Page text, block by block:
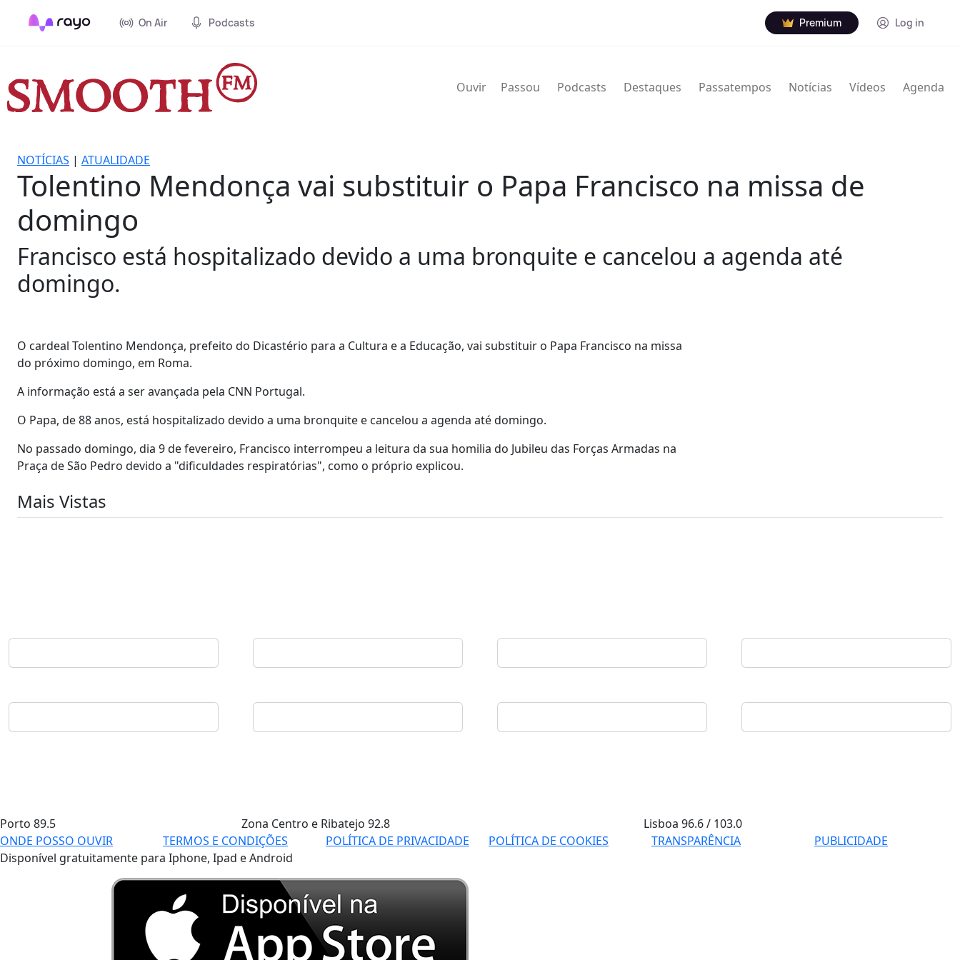
On Air Podcasts Premium Log in
Ouvir Passou Podcasts Destaques Passatempos Notícias Vídeos Agenda
NOTÍCIAS | ATUALIDADE
Tolentino Mendonça vai substituir o Papa Francisco na missa de
domingo
Francisco está hospitalizado devido a uma bronquite e cancelou a agenda até
domingo.
O cardeal Tolentino Mendonça, prefeito do Dicastério para a Cultura e a Educação, vai substituir o Papa Francisco na missa
do próximo domingo, em Roma.
A informação está a ser avançada pela CNN Portugal.
O Papa, de 88 anos, está hospitalizado devido a uma bronquite e cancelou a agenda até domingo.
No passado domingo, dia 9 de fevereiro, Francisco interrompeu a leitura da sua homilia do Jubileu das Forças Armadas na
Praça de São Pedro devido a "dificuldades respiratórias", como o próprio explicou.
Mais Vistas
Porto 89.5 Zona Centro e Ribatejo 92.8 Lisboa96.6 / 103.0
ONDE POSSO OUVIR
TERMOS E CONDIÇÕES POLÍTICA DE PRIVACIDADE POLÍTICA DE COOKIES TRANSPARÊNCIA
PUBLICIDADE
Disponível gratuitamente para Iphone, Ipad e Android